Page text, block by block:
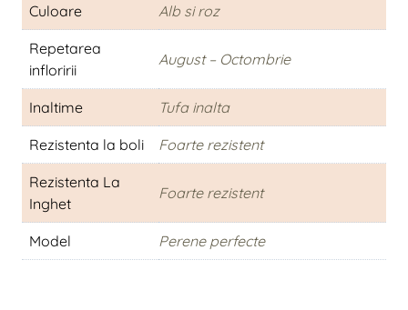
Culoare Alb si roz
Repetarea
infloririi
August – Octombrie
Inaltime Tufa inalta
Rezistenta la boli Foarte rezistent
Rezistenta La
Inghet
Foarte rezistent
Model Perene perfecte